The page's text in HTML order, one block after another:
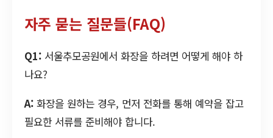
자주 묻는 질문들(FAQ)
Q1: 서울추모공원에서 화장을 하려면 어떻게 해야 하
나요?
A: 화장을 원하는 경우, 먼저 전화를 통해 예약을 잡고
필요한 서류를 준비해야 합니다.